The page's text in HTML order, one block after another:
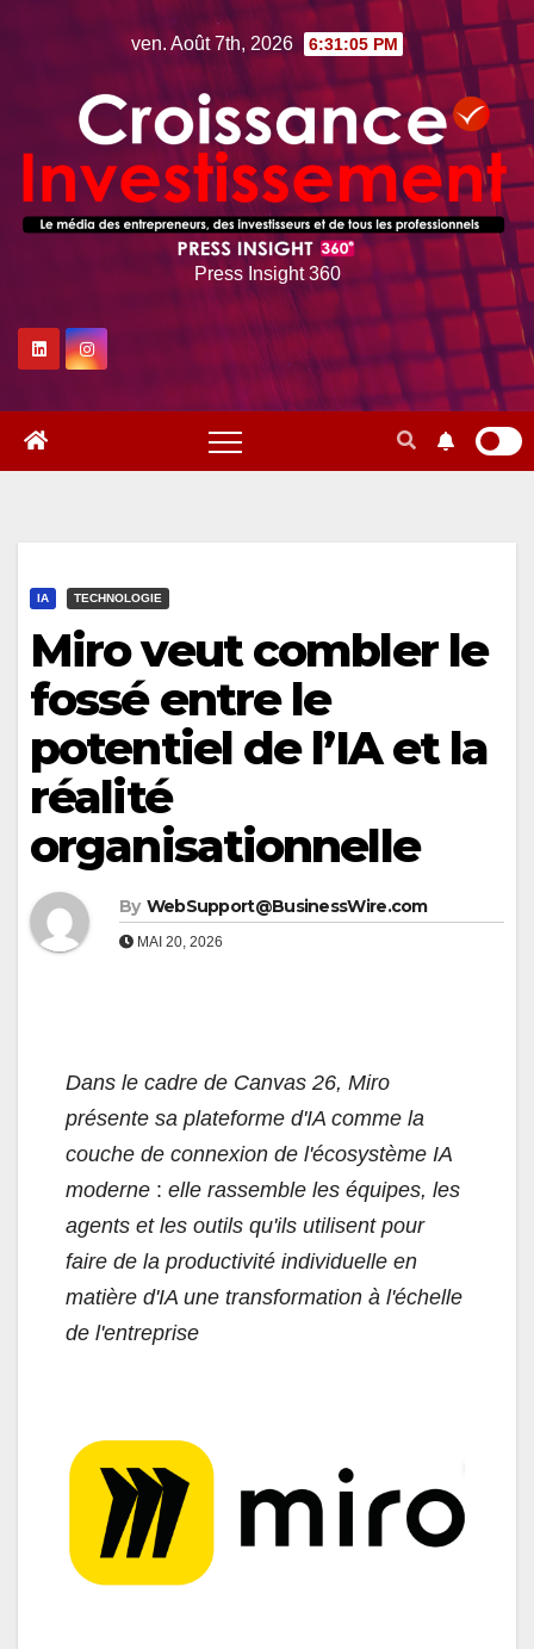
ven. Août 7th, 2026 6:31:06 PM
Press Insight 360
IA TECHNOLOGIE
Miro veut combler le
fossé entre le
potentiel de l’IA et la
réalité
organisationnelle
By WebSupport@BusinessWire.com
MAI 20, 2026
Dans le cadre de Canvas 26, Miro
présente sa plateforme d'IA comme la
couche de connexion de l'écosystème IA
moderne : elle rassemble les équipes, les
agents et les outils qu'ils utilisent pour
faire de la productivité individuelle en
matière d'IA une transformation à l'échelle
de l'entreprise